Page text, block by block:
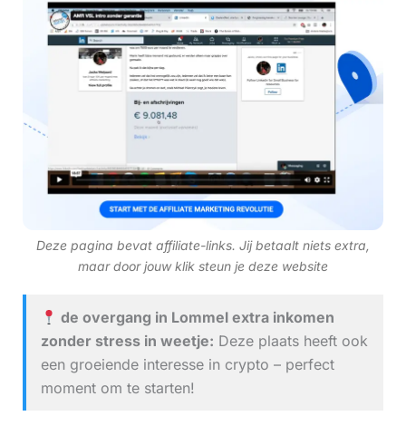
Deze pagina bevat affiliate-links. Jij betaalt niets extra,
maar door jouw klik steun je deze website
de overgang in Lommel extra inkomen
zonder stress in weetje: Deze plaats heeft ook
een groeiende interesse in crypto – perfect
moment om te starten!